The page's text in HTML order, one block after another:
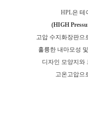
HPL은 테
(HIGH
고압 수지화장판으
훌륭한 내마모성
디자인 모양지와
고온고압으